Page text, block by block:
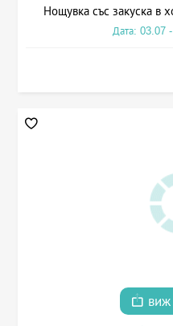
Нощувка със закуска в
Дата: 03.07
виж